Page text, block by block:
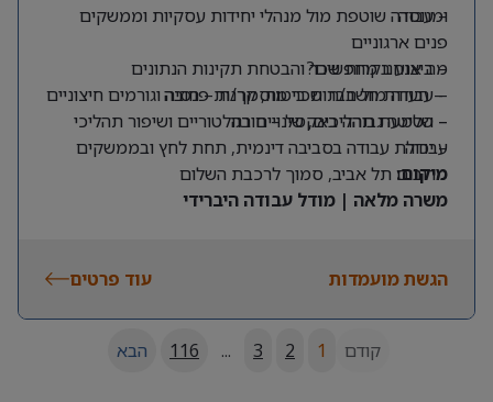
ומנוסה
– עבודה שוטפת מול מנהלי יחידות עסקיות וממשקים
פנים ארגוניים
– ביצוע בקרות שכר והבטחת תקינות הנתונים
– עבודה מול חברות ביטוח, קרנות פנסיה וגורמים חיצוניים
– הטמעת תהליכים, שינויים רגולטוריים ושיפור תהליכי
עבודה
מה אנחנו מחפשים?
– תעודת חשב/ת שכר מוסמך/ת – חובה
– שליטה גבוהה באקסל – חובה
– יכולת עבודה בסביבה דינמית, תחת לחץ ובממשקים
מרובים
מיקום: תל אביב, סמוך לרכבת השלום
משרה מלאה | מודל עבודה היברידי
הגשת מועמדות עוד פרטים
קודם 1
2
3
...
116 הבא